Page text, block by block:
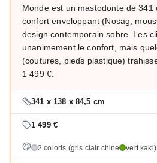
Monde est un mastodonte de 341
confort enveloppant (Nosag,
design contemporain sobre. Les
unanimement le confort, mais
(coutures, pieds plastique)
1 499 €.
341 x 138 x 84,5 cm
1 499 €
2 coloris (gris clair chine vert kaki)